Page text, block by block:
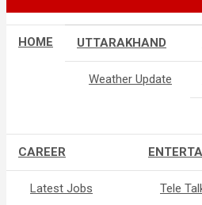
HOME UTTARAKHAND
Weather Update
CAREER
Latest Jobs Tele